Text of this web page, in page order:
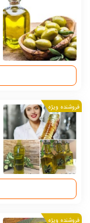
فروشنده ویژه
فروشنده ویژه